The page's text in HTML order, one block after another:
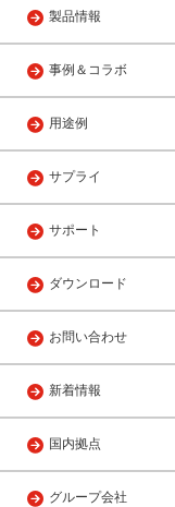
製品情報
事例＆コラボ
用途例
サプライ
サポート
ダウンロード
お問い合わせ
新着情報
国内拠点
グループ会社